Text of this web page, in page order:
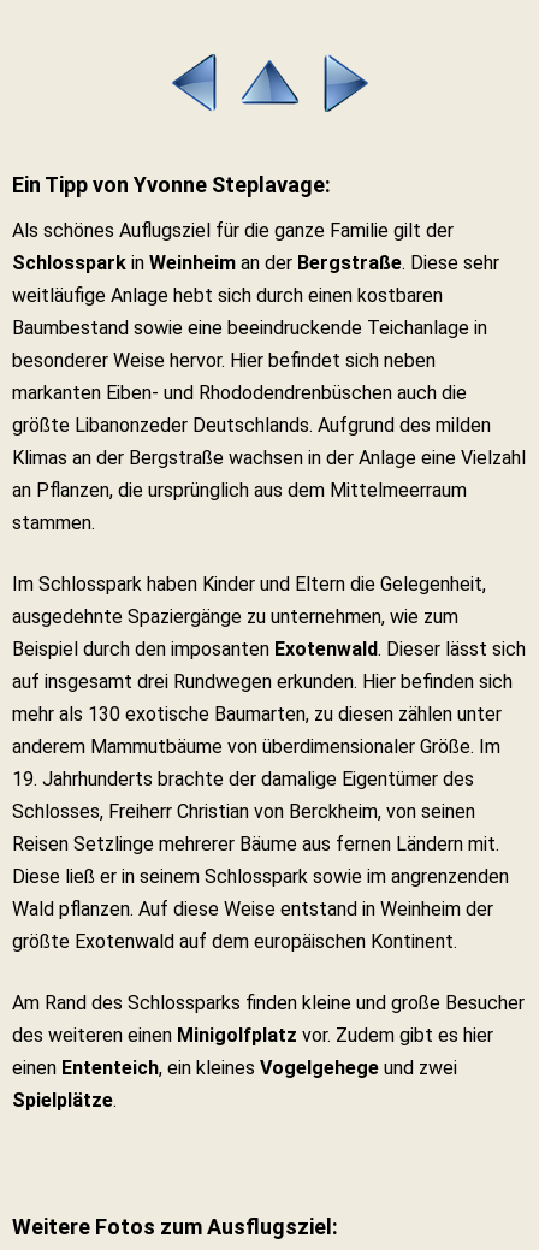
Ein Tipp von Yvonne Steplavage:
Als schönes Auflugsziel für die ganze Familie gilt der
Schlosspark in Weinheim an der Bergstraße. Diese sehr
weitläufige Anlage hebt sich durch einen kostbaren
Baumbestand sowie eine beeindruckende Teichanlage in
besonderer Weise hervor. Hier befindet sich neben
markanten Eiben- und Rhododendrenbüschen auch die
größte Libanonzeder Deutschlands. Aufgrund des milden
Klimas an der Bergstraße wachsen in der Anlage eine Vielzahl
an Pflanzen, die ursprünglich aus dem Mittelmeerraum
stammen.
Im Schlosspark haben Kinder und Eltern die Gelegenheit,
ausgedehnte Spaziergänge zu unternehmen, wie zum
Beispiel durch den imposanten Exotenwald. Dieser lässt sich
auf insgesamt drei Rundwegen erkunden. Hier befinden sich
mehr als 130 exotische Baumarten, zu diesen zählen unter
anderem Mammutbäume von überdimensionaler Größe. Im
19. Jahrhunderts brachte der damalige Eigentümer des
Schlosses, Freiherr Christian von Berckheim, von seinen
Reisen Setzlinge mehrerer Bäume aus fernen Ländern mit.
Diese ließ er in seinem Schlosspark sowie im angrenzenden
Wald pflanzen. Auf diese Weise entstand in Weinheim der
größte Exotenwald auf dem europäischen Kontinent.
Am Rand des Schlossparks finden kleine und große Besucher
des weiteren einen Minigolfplatz vor. Zudem gibt es hier
einen Ententeich, ein kleines Vogelgehege und zwei
Spielplätze.
Weitere Fotos zum Ausflugsziel: